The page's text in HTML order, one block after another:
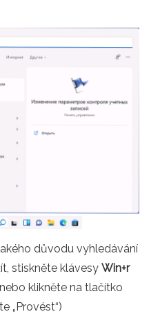
důvodu vyhledávání
stiskněte klávesy Win+r
klikněte na tlačítko
„Provést“)